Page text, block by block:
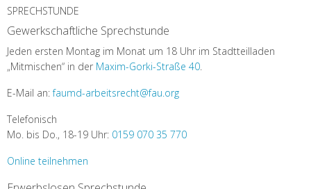
SPRECHSTUNDE
Gewerkschaftliche Sprechstunde
Jeden ersten Montag im Monat um 18 Uhr im Stadtteilladen
„Mitmischen“ in der Maxim-Gorki-Straße 40
E-Mail an:faumd-arbeitsrecht@fau.org
Telefonisch
Mo. bis Do., 18-19 Uhr: 0159 070 35 770
Online teilnehmen